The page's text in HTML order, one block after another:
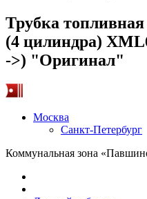
Трубка
(4 цилиндра)
->) "Оригинал"
Москва
Санкт-Петербург
Коммунальная зона